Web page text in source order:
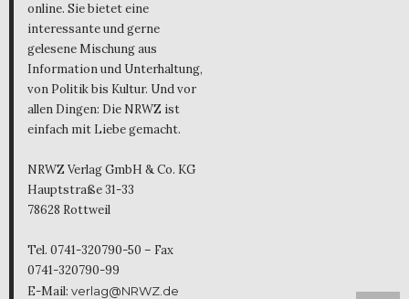
online. Sie bietet eine
interessante und gerne
gelesene Mischung aus
Information und Unterhaltung,
von Politik bis Kultur. Und vor
allen Dingen: Die NRWZ ist
einfach mit Liebe gemacht.
NRWZ Verlag GmbH & Co. KG
Hauptstraße 31-33
78628 Rottweil
Tel. 0741-320790-50 – Fax
0741-320790-99
E-Mail: verlag@NRWZ.de